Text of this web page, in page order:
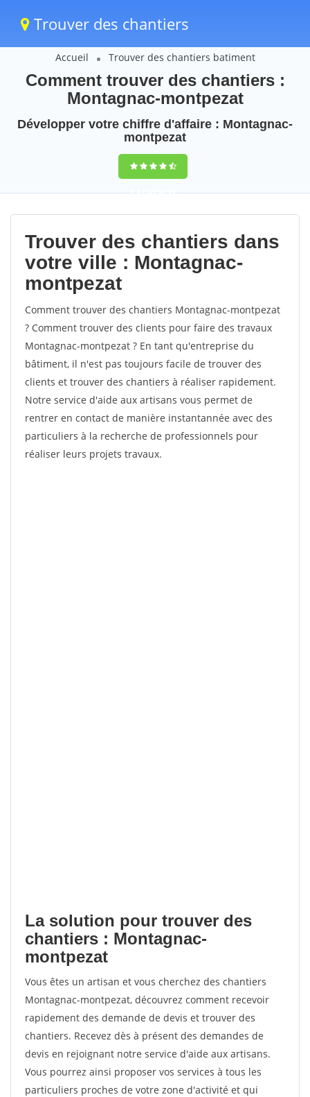
Trouver des chantiers
Accueil Trouver des chantiers batiment
Comment trouver des chantiers :
Montagnac-montpezat
Développer votre chiffre d'affaire : Montagnac-
montpezat
9,5(100%)49
votes
Trouver des chantiers dans
votre ville : Montagnac-
montpezat
Comment trouver des chantiers Montagnac-montpezat
? Comment trouver des clients pour faire des travaux
Montagnac-montpezat ? En tant qu'entreprise du
bâtiment, il n'est pas toujours facile de trouver des
clients et trouver des chantiers à réaliser rapidement.
Notre service d'aide aux artisans vous permet de
rentrer en contact de manière instantannée avec des
particuliers à la recherche de professionnels pour
réaliser leurs projets travaux.
La solution pour trouver des
chantiers : Montagnac-
montpezat
Vous êtes un artisan et vous cherchez des chantiers
Montagnac-montpezat, découvrez comment recevoir
rapidement des demande de devis et trouver des
chantiers. Recevez dès à présent des demandes de
devis en rejoignant notre service d'aide aux artisans.
Vous pourrez ainsi proposer vos services à tous les
particuliers proches de votre zone d'activité et qui